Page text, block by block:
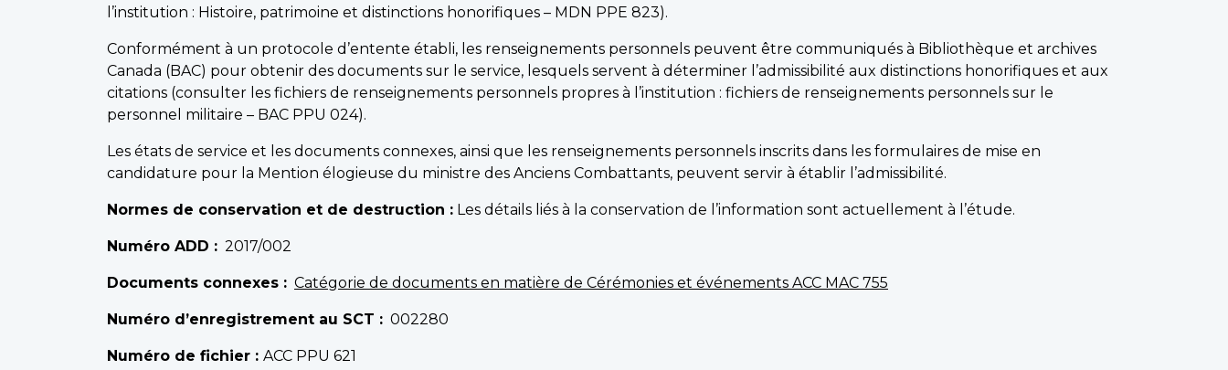
l’institution : Histoire, patrimoine et distinctions honorifiques – MDN PPE 823).
Conformément à un protocole d’entente établi, les renseignements personnels peuvent être communiqués à Bibliothèque et archives
Canada (BAC) pour obtenir des documents sur le service, lesquels servent à déterminer l’admissibilité aux distinctions honorifiques et aux
citations (consulter les fichiers de renseignements personnels propres à l’institution : fichiers de renseignements personnels sur le
personnel militaire – BAC PPU 024).
Les états de service et les documents connexes, ainsi que les renseignements personnels inscrits dans les formulaires de mise en
candidature pour la Mention élogieuse du ministre des Anciens Combattants, peuvent servir à établir l’admissibilité.
Normes de conservation et de destruction : Les détails liés à la conservation de l’information sont actuellement à l’étude.
Numéro ADD 2017/002
Documents connexes Catégorie de documents en matière de Cérémonies et événements ACC MAC 755
Numéro d’enregistrement au SCT 002280
Numéro de fichier : ACC PPU 621